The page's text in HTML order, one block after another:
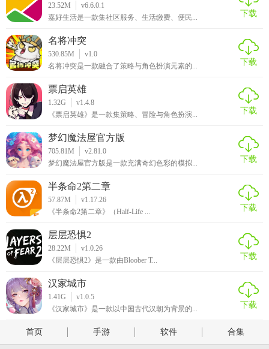
23.52M
v6.6.0.1
嘉好生活是一款集社区服务、生活缴费、便民...
下载
名将冲突
530.85M
v1.0
名将冲突是一款融合了策略与角色扮演元素的...
下载
票启英雄
1.32G
v1.4.8
《票启英雄》是一款集策略、冒险与角色扮演...
下载
梦幻魔法屋官方版
705.81M
v2.81.0
梦幻魔法屋官方版是一款充满奇幻色彩的模拟...
下载
半条命2第二章
57.87M
v1.17.26
《半条命2第二章》（Half-Life ...
下载
层层恐惧2
28.22M
v1.0.26
《层层恐惧2》是一款由Bloober T...
下载
汉家城市
1.41G
v1.0.5
《汉家城市》是一款以中国古代汉朝为背景的...
下载
首页 手游 软件 合集